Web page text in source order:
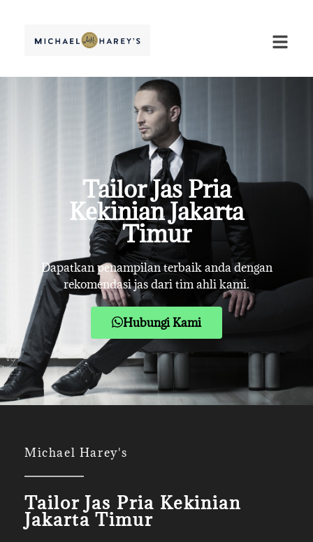
Tailor Jas Pria
Kekinian Jakarta
Timur
Dapatkan penampilan terbaik anda dengan
rekomendasi jas dari tim ahli kami.
Hubungi Kami
Michael Harey's
Tailor Jas Pria Kekinian
Jakarta Timur